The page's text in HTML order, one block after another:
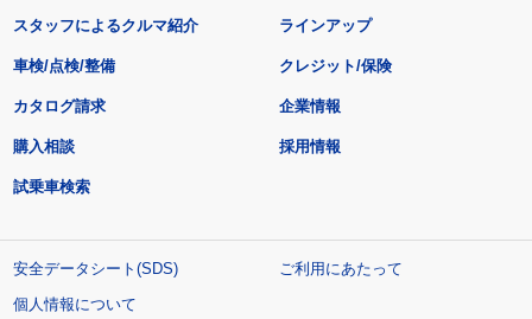
スタッフによるクルマ紹介 ラインアップ
車検/点検/整備 クレジット/保険
カタログ請求
購入相談
試乗車検索
企業情報
採用情報
安全データシート(SDS)
ご利用にあたって
個人情報について